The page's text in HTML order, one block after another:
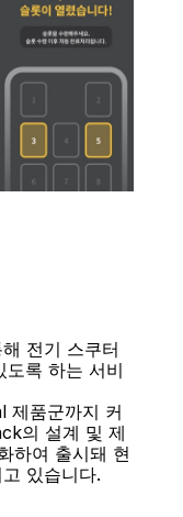
전기 스쿠터
록 하는 서비
제품군까지 커
의 설계 및 제
하여 출시돼 현
있습니다.